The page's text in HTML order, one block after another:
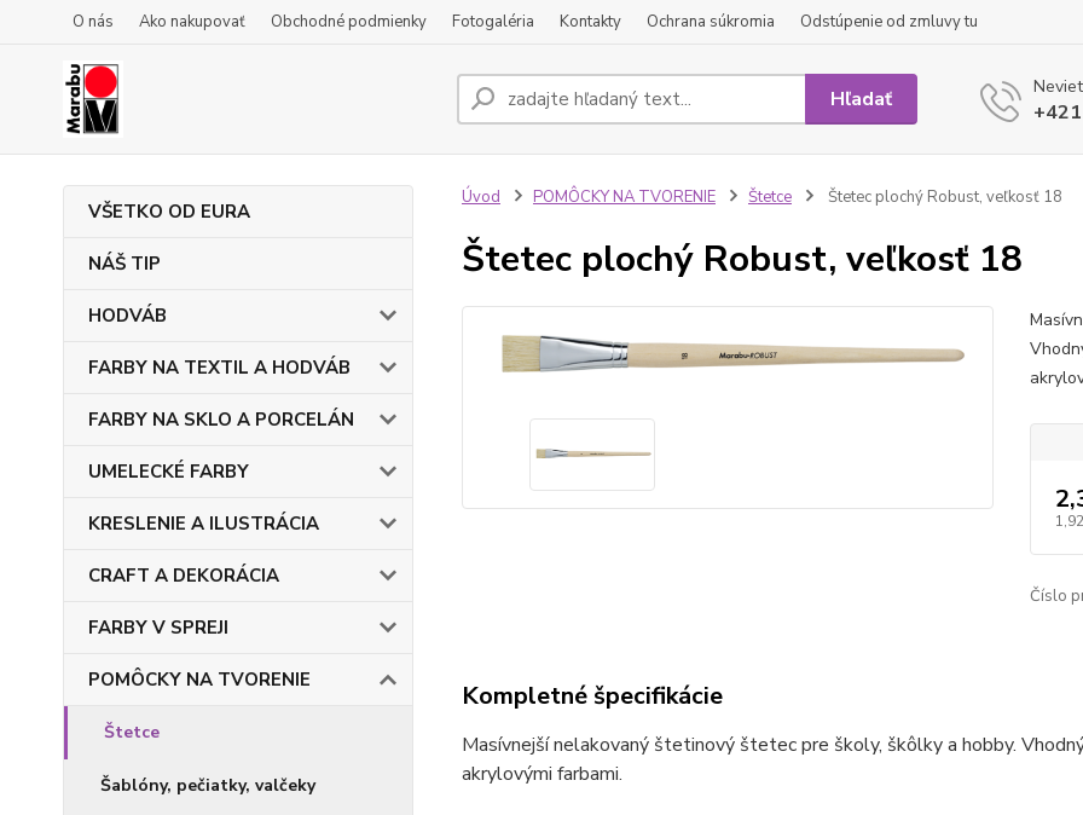
O nás Ako nakupovať Obchodné podmienky Fotogaléria Kontakty Ochrana súkromia Odstúpenie od zmluvy tu
Hľadať
VŠETKO OD EURA
NÁŠ TIP
HODVÁB
FARBY NA TEXTIL A HODVÁB
FARBY NA SKLO A PORCELÁN
UMELECKÉ FARBY
KRESLENIE A ILUSTRÁCIA
CRAFT A DEKORÁCIA
FARBY V SPREJI
POMÔCKY NA TVORENIE
Štetce
Šablóny, pečiatky, valčeky
Úvod POMÔCKY NA TVORENIE Štetce Štetec plochý Robust, veľkosť 18
Štetec plochý Robust, veľkosť 18
Číslo
Kompletné špecifikácie
Masívnejší nelakovaný štetinový štetec pre školy, škôlky a hobby.
akrylovými farbami.